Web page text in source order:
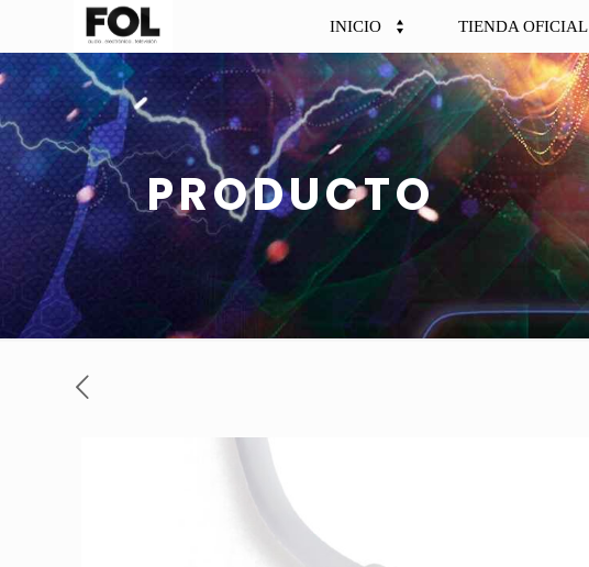
INICIO TIENDA OFICIAL
PRODUCTO